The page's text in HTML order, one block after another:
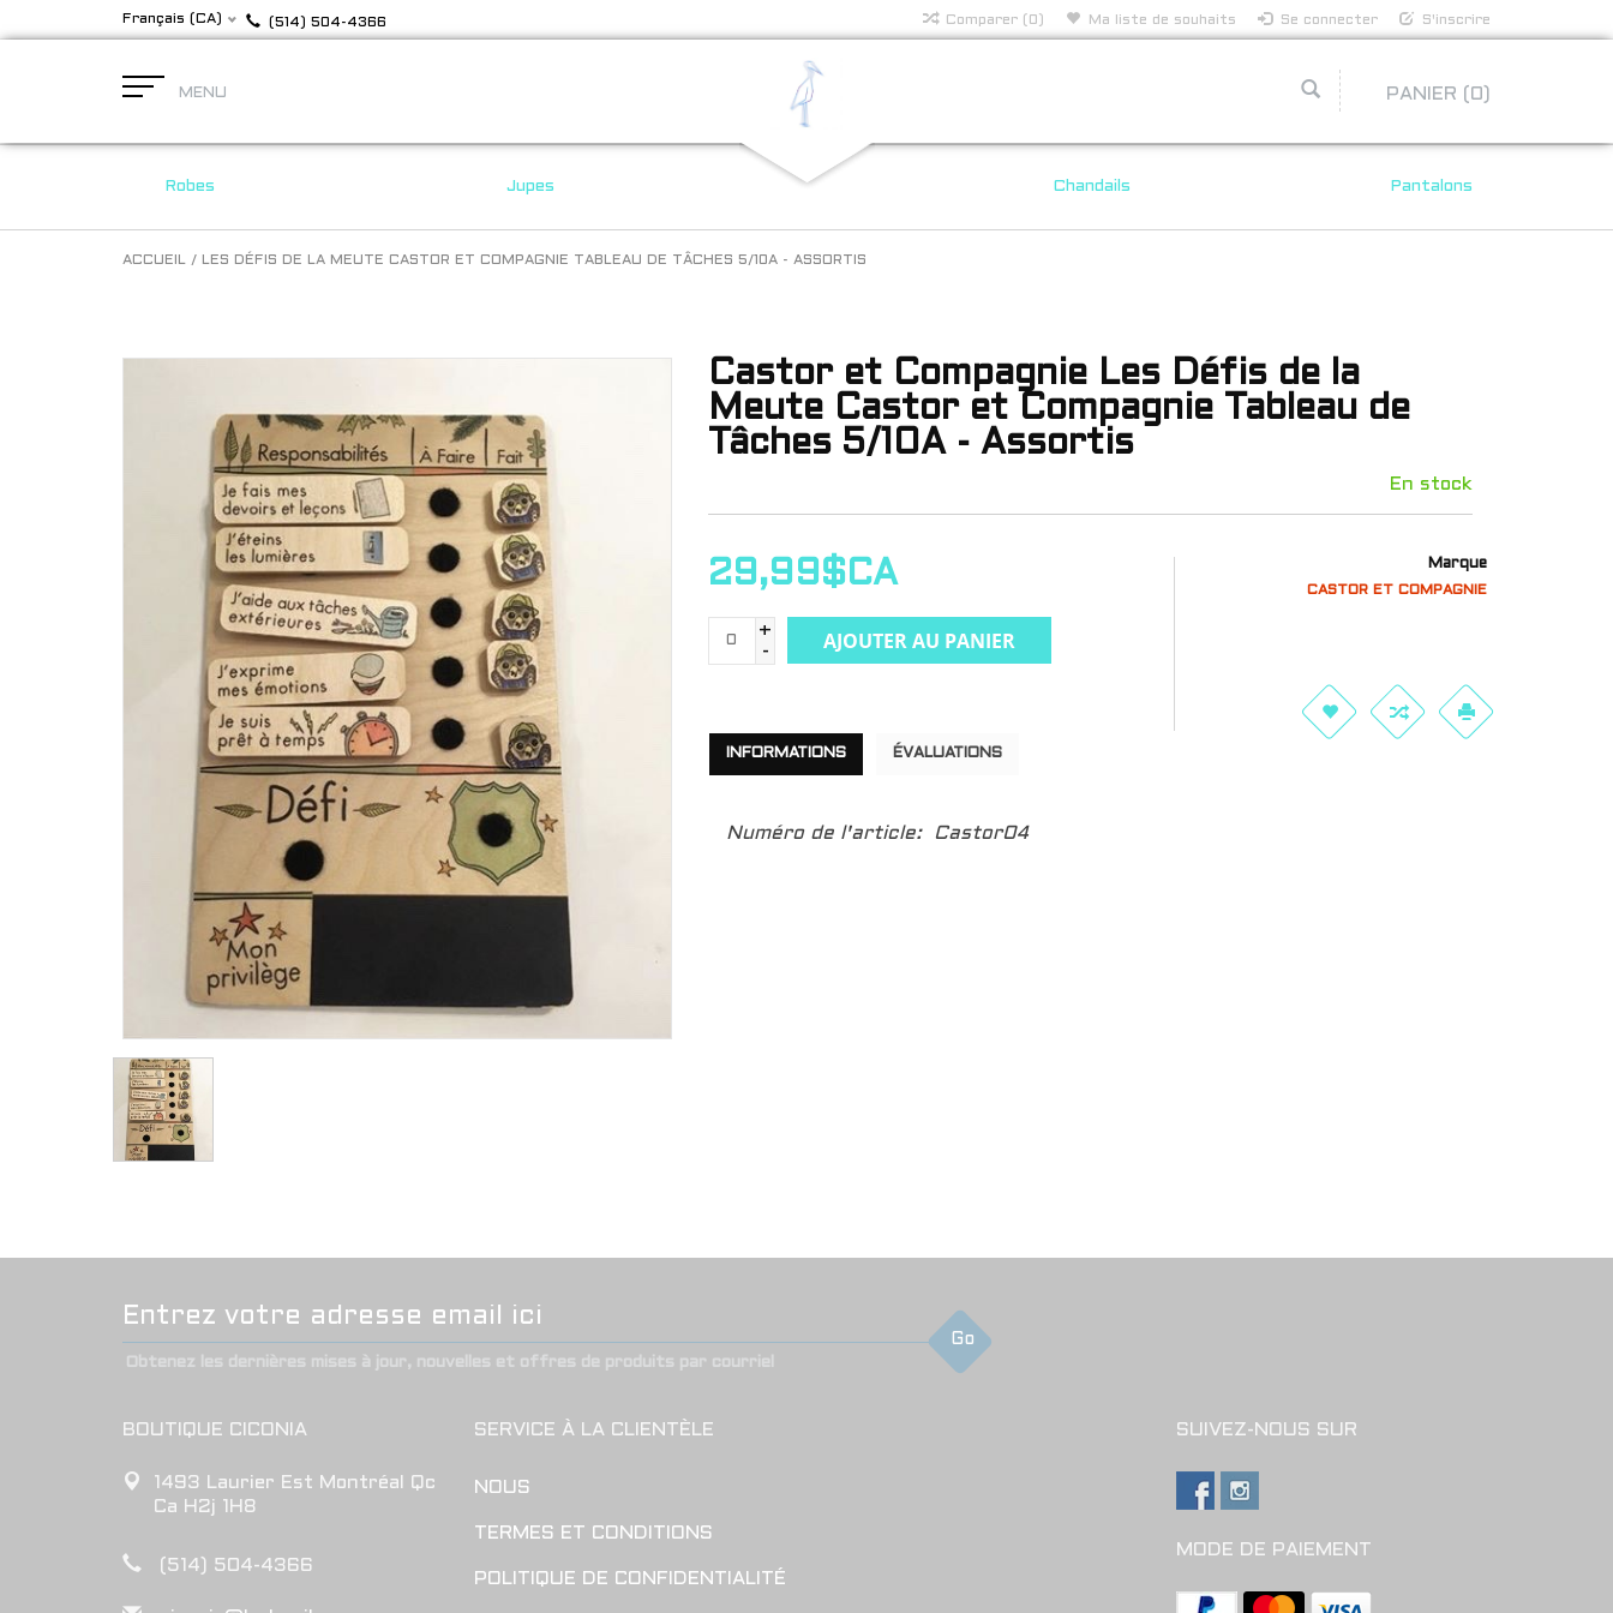
Français (CA) (514) 504-4366 Comparer (0) Ma liste de souhaits Se connecter S'inscrire
MENU PANIER (0)
Robes Jupes Chandails Pantalons
ACCUEIL / LES DÉFIS DE LA MEUTE CASTOR ET COMPAGNIE TABLEAU DE TÂCHES 5/10A - ASSORTIS
Castor et Compagnie Les Défis de la
Meute Castor et Compagnie Tableau de
Tâches 5/10A - Assortis
En stock
29,99$CA
+
-
AJOUTER AU PANIER
Marque
CASTOR ET COMPAGNIE
INFORMATIONS ÉVALUATIONS
Numéro de l'article: Castor04
Go
Obtenez les dernières mises à jour, nouvelles et offres de produits par courriel
BOUTIQUE CICONIA
1493 Laurier Est Montréal Qc
Ca H2j 1H8
(514) 504-4366
SERVICE À LA CLIENTÈLE
NOUS
TERMES ET CONDITIONS
POLITIQUE DE CONFIDENTIALITÉ
SUIVEZ-NOUS SUR
MODE DE PAIEMENT